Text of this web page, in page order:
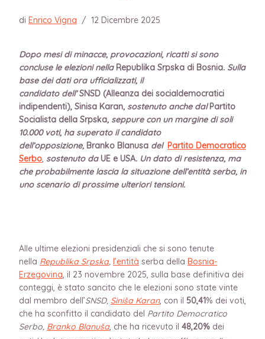
di Enrico Vigna / 12 Dicembre 2025
Dopo mesi di minacce, provocazioni, ricatti si sono
concluse le elezioni nellaRepublika Srpska di Bosnia. Sulla
base dei dati ora ufficializzati, il
candidato dell’SNSD (Alleanza dei socialdemocratici
indipendenti), Sinisa Karan, sostenuto anche dalPartito
Socialista della Srpska, seppure con un margine di soli
10.000 voti, ha superato il candidato
dell’opposizione, Branko Blanusa del Partito Democratico
Serbo, sostenuto daUE e USA. Un dato di resistenza, ma
che probabilmente lascia la situazione dell’entità serba, in
uno scenario di prossime ulteriori tensioni.
Alle ultime elezioni presidenziali che si sono tenute
nella Republika Srpska, l’entità serba della Bosnia-
Erzegovina, il 23 novembre 2025, sulla base definitiva dei
conteggi, è stato sancito che le elezioni sono state vinte
dal membro dell’SNSD, Siniša Karan, con il 50,41% dei voti,
che ha sconfitto il candidato del Partito Democratico
Serbo, Branko Blanuša, che ha ricevuto il 48,20% dei